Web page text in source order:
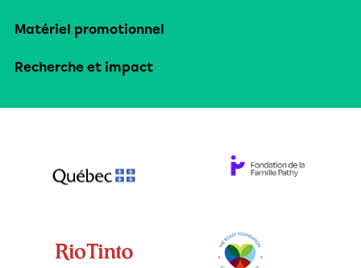
Matériel promotionnel
Recherche et impact